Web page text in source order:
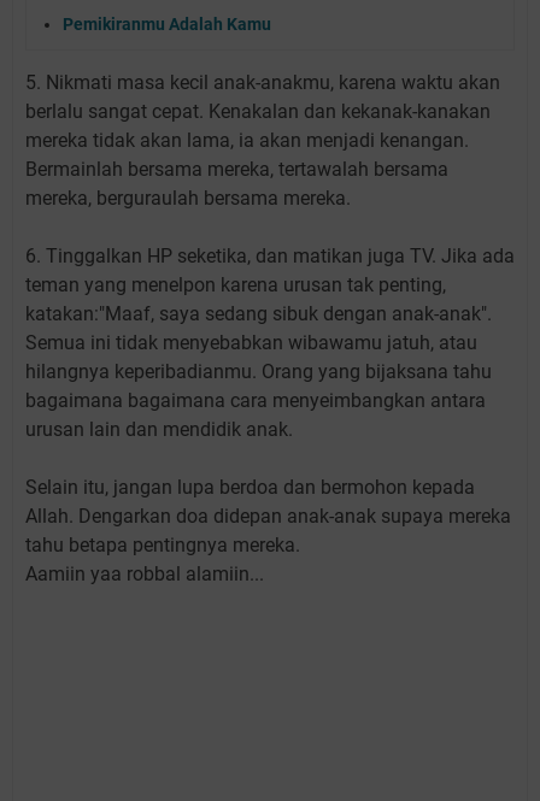
Pemikiranmu Adalah Kamu
5. Nikmati masa kecil anak-anakmu, karena waktu akan
berlalu sangat cepat. Kenakalan dan kekanak-kanakan
mereka tidak akan lama, ia akan menjadi kenangan.
Bermainlah bersama mereka, tertawalah bersama
mereka, berguraulah bersama mereka.
6. Tinggalkan HP seketika, dan matikan juga TV. Jika ada
teman yang menelpon karena urusan tak penting,
katakan:"Maaf, saya sedang sibuk dengan anak-anak".
Semua ini tidak menyebabkan wibawamu jatuh, atau
hilangnya keperibadianmu. Orang yang bijaksana tahu
bagaimana bagaimana cara menyeimbangkan antara
urusan lain dan mendidik anak.
Selain itu, jangan lupa berdoa dan bermohon kepada
Allah. Dengarkan doa didepan anak-anak supaya mereka
tahu betapa pentingnya mereka.
Aamiin yaa robbal alamiin...